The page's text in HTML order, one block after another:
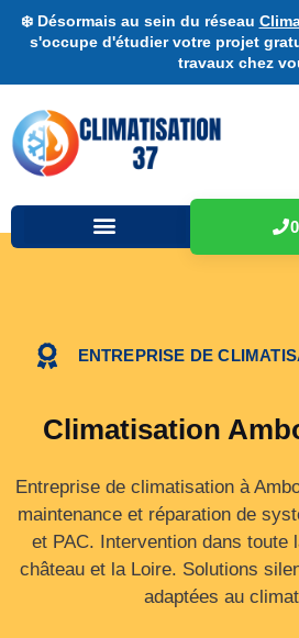
❄️ Désormais au sein du réseau
s'occupe d'étudier votre projet
travaux chez
ENTREPRISE DE
Climatisation
Entreprise de climatisation à
maintenance et réparation de
et PAC. Intervention dans toute
château et la Loire. Solutions
adaptées au